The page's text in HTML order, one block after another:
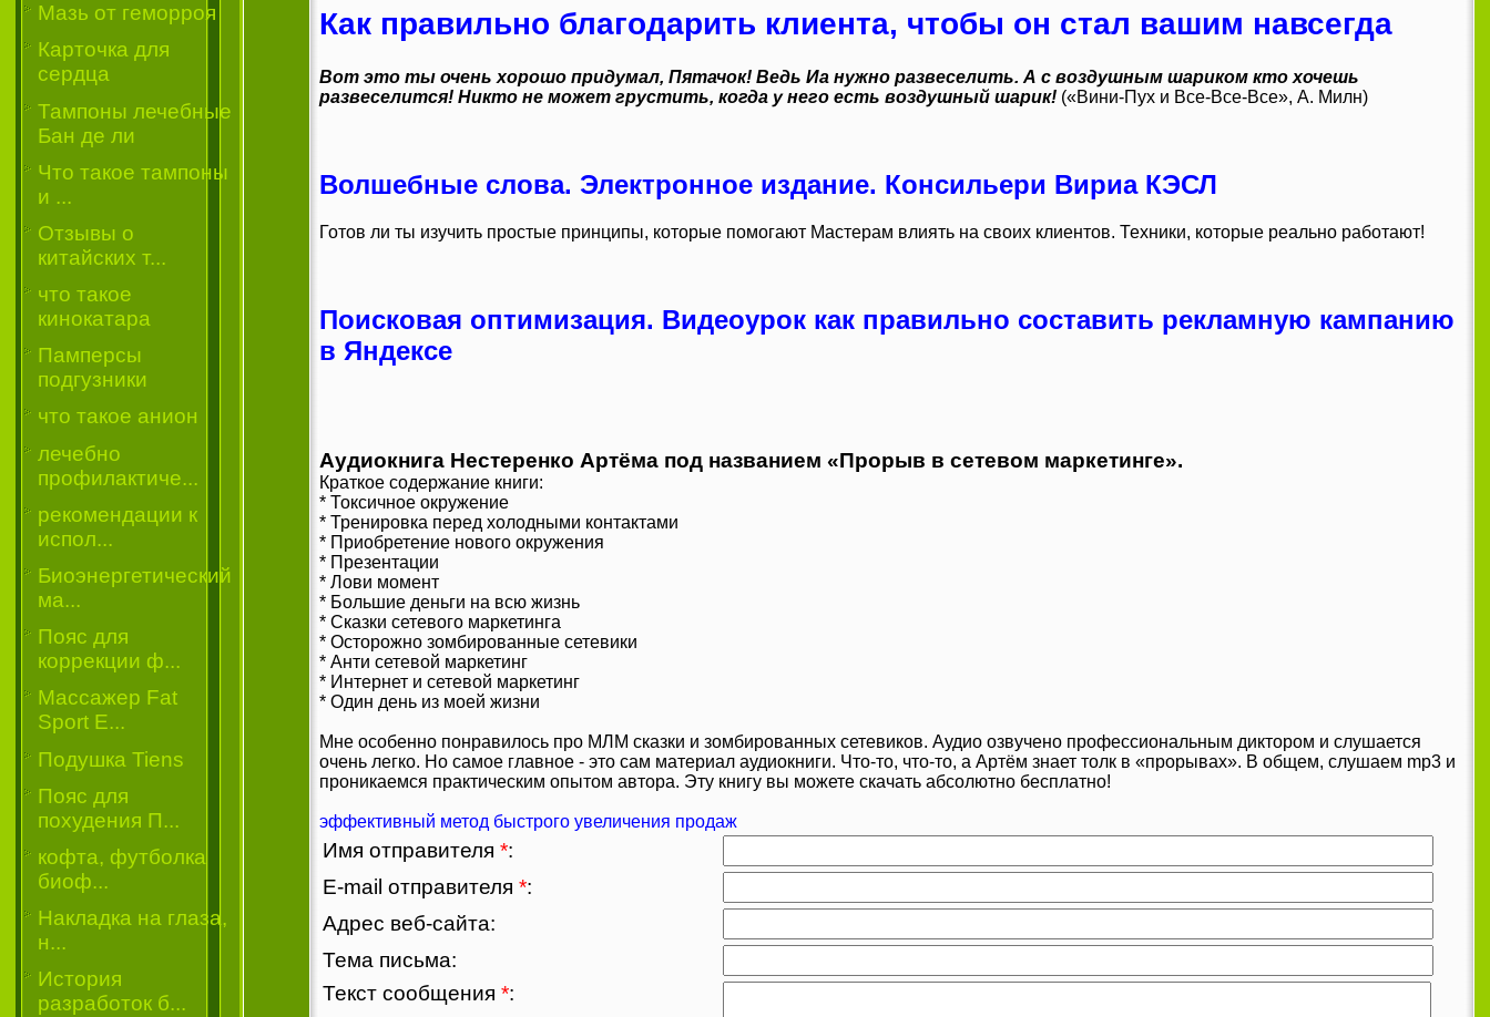
Мазь от геморроя
Карточка для
сердца
Тампоны лечебные
Бан де ли
Что такое тампоны
и ...
Отзывы о
китайских т...
что такое
кинокатара
Памперсы
подгузники
что такое анион
лечебно
профилактиче...
рекомендации к
испол...
Биоэнергетический
ма...
Пояс для
коррекции ф...
Массажер Fat
Sport E...
Подушка Tiens
Пояс для
похудения П...
кофта, футболка
биоф...
Накладка на глаза,
н...
История
разработок б...
Как правильно благодарить клиента, чтобы он стал вашим навсегда
Вот это ты очень хорошо придумал, Пятачок! Ведь Иа нужно развеселить. А с воздушным шариком кто хочешь
развеселится! Никто не может грустить, когда у него есть воздушный шарик! («Вини-Пух и Все-Все-Все», А. Милн)
Волшебные слова. Электронное издание. Консильери Вириа КЭСЛ
Готов ли ты изучить простые принципы, которые помогают Мастерам влиять на своих клиентов. Техники, которые реально работают!
Поисковая оптимизация. Видеоурок как правильно составить рекламную кампанию
в Яндексе
Аудиокнига Нестеренко Артёма под названием «Прорыв в сетевом маркетинге».
Краткое содержание книги:
* Токсичное окружение
* Тренировка перед холодными контактами
* Приобретение нового окружения
* Презентации
* Лови момент
* Большие деньги на всю жизнь
* Сказки сетевого маркетинга
* Осторожно зомбированные сетевики
* Анти сетевой маркетинг
* Интернет и сетевой маркетинг
* Один день из моей жизни
Мне особенно понравилось про МЛМ сказки и зомбированных сетевиков. Аудио озвучено профессиональным диктором и слушается
очень легко. Но самое главное - это сам материал аудиокниги. Что-то, что-то, а Артём знает толк в «прорывах». В общем, слушаем mp3 и
проникаемся практическим опытом автора. Эту книгу вы можете скачать абсолютно бесплатно!
эффективный метод быстрого увеличения продаж
Имя отправителя *:
E-mail отправителя *:
Адрес веб-сайта:
Тема письма:
Текст сообщения *: